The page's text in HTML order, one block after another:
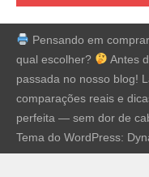
Pensando em
qual escolher?
Antes
passada no nosso blog!
comparações reais e
perfeita — sem dor de
Tema do WordPress: